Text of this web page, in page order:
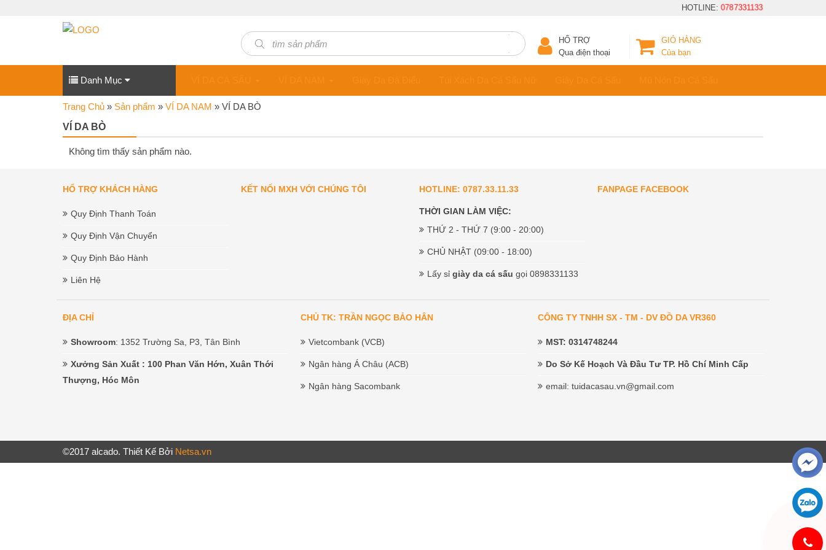
HOTLINE:0787331133
Products
search
HỔ TRỢ
Qua điện thoại
GIỎ HÀNG
Của bạn
Danh Mục
Trang Chủ » Sản phẩm » VÍ DA NAM » VÍ DA BÒ
VÍ DA BÒ
Không tìm thấy sản phẩm nào.
HỔ TRỢ KHÁCH HÀNG
Quy Định Thanh Toán
Quy Định Vận Chuyển
Quy Định Bảo Hành
Liên Hệ
KẾT NỐI MXH VỚI CHÚNG TÔI HOTLINE: 0787.33.11.33
THỜI GIAN LÀM VIỆC:
THỨ 2 - THỨ 7 (9:00 - 20:00)
CHỦ NHẬT (09:00 - 18:00)
Lấy sỉ giày da cá sấu gọi 0898331133
FANPAGE FACEBOOK
ĐỊA CHỈ
Showroom: 1352 Trường Sa, P3, Tân Bình
Xưởng Sản Xuất : 100 Phan Văn Hớn, Xuân Thới
Thượng, Hóc Môn
CHỦ TK: TRẦN NGỌC BẢO HÂN
Vietcombank (VCB)
Ngân hàng Á Châu (ACB)
Ngân hàng Sacombank
CÔNG TY TNHH SX - TM - DV ĐỒ DA VR360
MST: 0314748244
Do Sở Kế Hoạch Và Đầu Tư TP. Hồ Chí Minh Cấp
email: tuidacasau.vn@gmail.com
©2017 alcado. Thiết Kế Bởi Netsa.vn